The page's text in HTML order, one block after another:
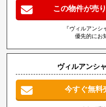
この物件が売
『ヴィルアン
優先的にお
ヴィルアンシ
今すぐ無料